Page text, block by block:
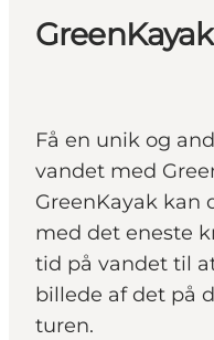
Få en unik og
vandet med
GreenKayak kan
med det eneste
tid på vandet til
billede af det på
turen.